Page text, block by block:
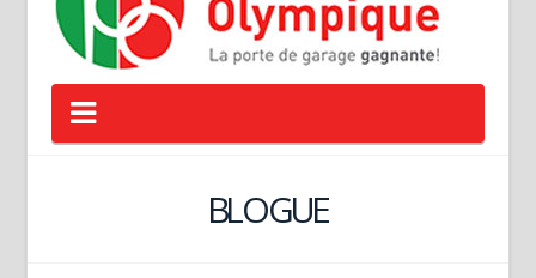
Navigation
BLOGUE